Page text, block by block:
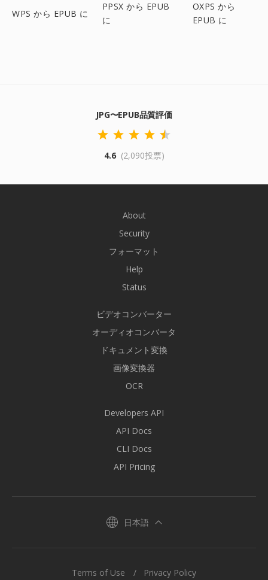
WPS から EPUB に
PPSX から EPUB
に
OXPS から
EPUB に
JPG〜EPUB品質評価
4.6 (2,090投票)
About
Security
フォーマット
Help
Status
ビデオコンバーター
オーディオコンバータ
ドキュメント変換
画像変換器
OCR
Developers API
API Docs
CLI Docs
API Pricing
日本語
Terms of Use Privacy Policy